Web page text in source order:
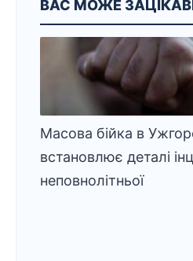
ВАС МОЖЕ
Масова бійка в
встановлює деталі
неповнолітньої